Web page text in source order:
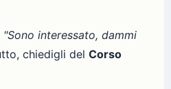
"Sono interessato, dammi
chiedigli del Corso